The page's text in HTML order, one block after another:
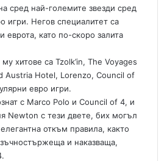
n
d
a
e
m
сред най-големите звезди сред
игри. Негов специалитет са
еврота, като по-скоро залита
хитове са Tzolk’in, The Voyages
Austria Hotel, Lorenzo, Council of
евро игри.
с Marco Polo и Council of 4, и
Newton с тези двете, бих могъл
откъм правила, както
и наказваща,